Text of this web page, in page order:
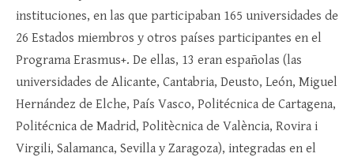
instituciones, en las que participaban 165 universidades de
26 Estados miembros y otros países participantes en el
Programa Erasmus+. De ellas, 13 eran españolas (las
universidades de Alicante, Cantabria, Deusto, León, Miguel
Hernández de Elche, País Vasco, Politécnica de Cartagena,
Politécnica de Madrid, Politècnica de València, Rovira i
Virgili, Salamanca, Sevilla y Zaragoza), integradas en el